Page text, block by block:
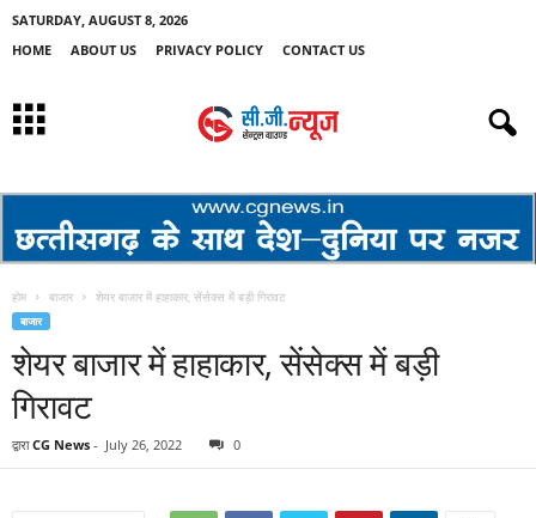
SATURDAY, AUGUST 8, 2026
HOME
ABOUT US PRIVACY POLICY CONTACT US
होम बाजार शेयर बाजार में हाहाकार, सेंसेक्स में बड़ी गिरावट
बाजार
शेयर बाजार में हाहाकार, सेंसेक्स में बड़ी
गिरावट
द्वारा CG News - July 26, 2022 0